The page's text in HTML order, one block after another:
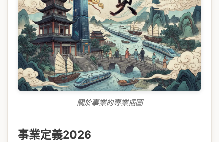
關於事業的專業插圖
事業定義2026